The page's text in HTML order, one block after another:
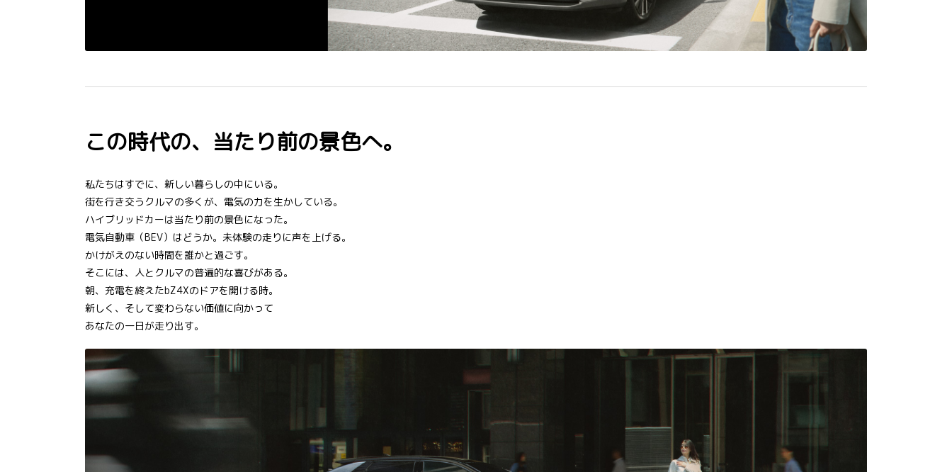
この時代の、当たり前の景色へ。
私たちはすでに、新しい暮らしの中にいる。
街を行き交うクルマの多くが、電気の力を生かしている。
ハイブリッドカーは当たり前の景色になった。
電気自動車（BEV）はどうか。未体験の走りに声を上げる。
かけがえのない時間を誰かと過ごす。
そこには、人とクルマの普遍的な喜びがある。
朝、充電を終えたbZ4Xのドアを開ける時。
新しく、そして変わらない価値に向かって
あなたの一日が走り出す。